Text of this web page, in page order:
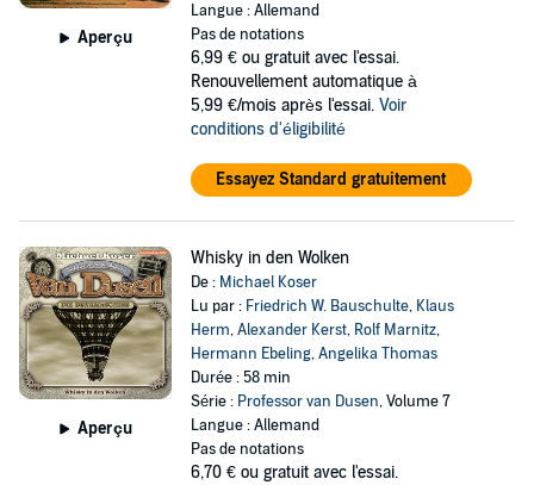
Aperçu
Langue : Allemand
Pas de notations
6,99 € ou gratuit avec l'essai.
Renouvellement automatique à
5,99 €/mois après l'essai. Voir
conditions d'éligibilité
Essayez Standard gratuitement
Aperçu
Whisky in den Wolken
De : Michael Koser
Lu par : Friedrich W. Bauschulte, Klaus
Herm,Alexander Kerst, Rolf Marnitz,
Hermann Ebeling,Angelika Thomas
Durée : 58 min
Série : Professor van Dusen, Volume 7
Langue : Allemand
Pas de notations
6,70 € ou gratuit avec l'essai.